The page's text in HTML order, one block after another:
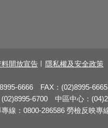
開放宣告 隱私權及安全政策
6666 FAX：(02)8995-6665
(02)8995-6700 中區中心：
線：0800-286586 勞檢反映專